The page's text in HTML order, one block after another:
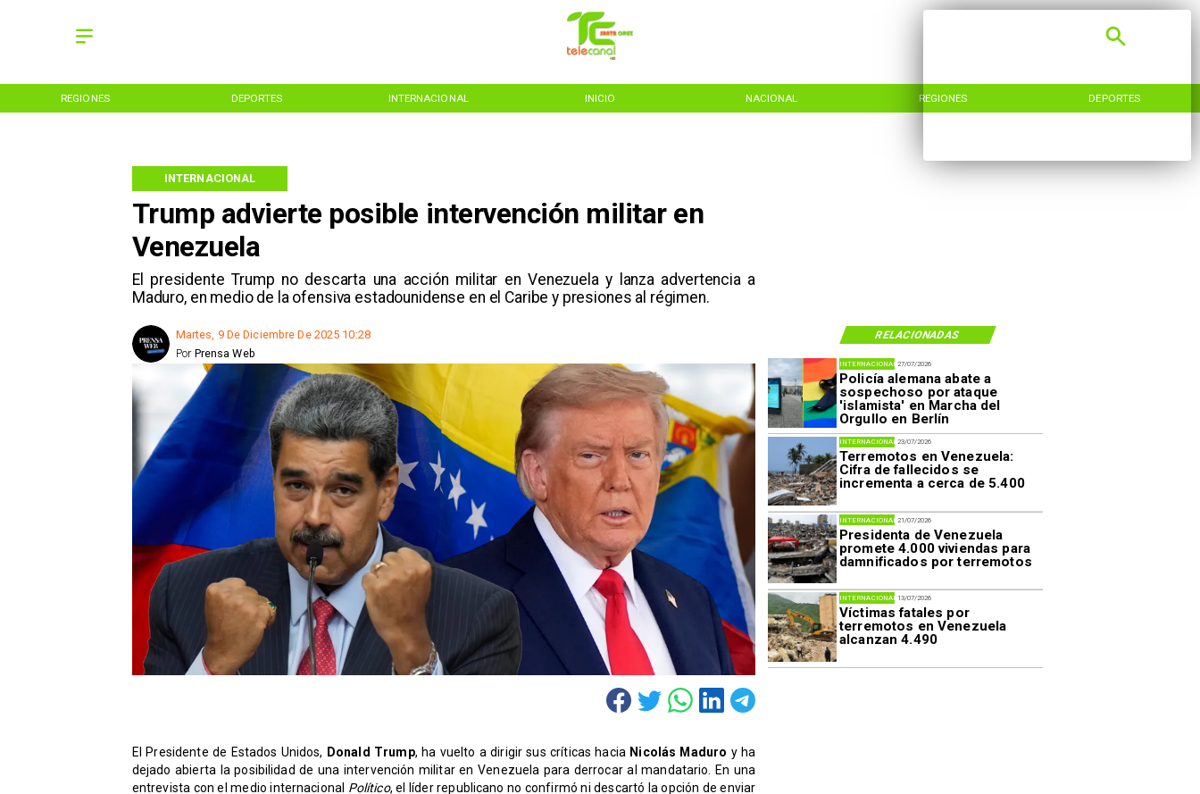
REGIONES DEPORTES INTERNACIONAL INICIO NACIONAL REGIONES DEPORTES
Trump advierte posible intervención militar en
Venezuela
El presidente Trump no descarta una acción militar en Venezuela y lanza advertencia a
Maduro, en medio de la ofensiva estadounidense en el Caribe y presiones al régimen.
INTERNACIONAL
RELACIONADAS
Martes, 9 De Diciembre De 2025 10:28
Prensa Web
Por
27/07/2026
Policía alemana abate a
sospechoso por ataque
'islamista' en Marcha del
Orgullo en Berlín
INTERNACIONAL
23/07/2026
Terremotos en Venezuela:
Cifra de fallecidos se
incrementa a cerca de 5.400
INTERNACIONAL
21/07/2026
Presidenta de Venezuela
promete 4.000 viviendas para
damnificados por terremotos
INTERNACIONAL
13/07/2026
Víctimas fatales por
terremotos en Venezuela
alcanzan 4.490
INTERNACIONAL
El Presidente de Estados Unidos, Donald Trump, ha vuelto a dirigir sus críticas hacia Nicolás Maduro y ha
dejado abierta la posibilidad de una intervención militar en Venezuela para derrocar al mandatario. En una
entrevista con el medio internacional Político, el líder republicano no confirmó ni descartó la opción de enviar